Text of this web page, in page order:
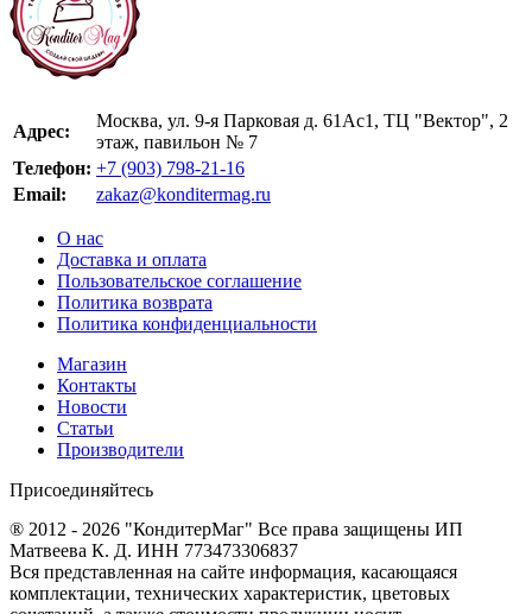
Адрес:
Москва, ул. 9-я Парковая д. 61Ас1, ТЦ "Вектор", 2
этаж, павильон № 7
Телефон: +7 (903) 798-21-16
Email:
zakaz@konditermag.ru
О нас
Доставка и оплата
Пользовательское соглашение
Политика возврата
Политика конфиденциальности
Магазин
Контакты
Новости
Статьи
Производители
Присоединяйтесь
® 2012 - 2026 "КондитерМаг" Все права защищены ИП
Матвеева К. Д. ИНН 773473306837
Вся представленная на сайте информация, касающаяся
комплектации, технических характеристик, цветовых